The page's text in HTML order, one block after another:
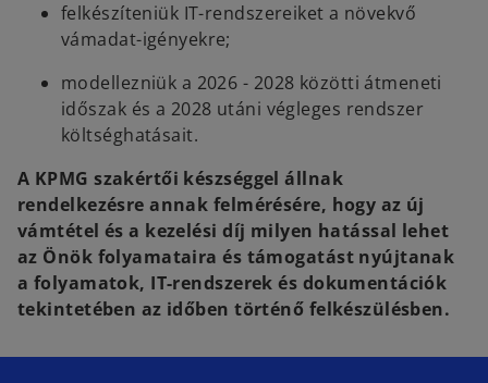
felkészíteniük IT-rendszereiket a növekvő
vámadat-igényekre;
modellezniük a 2026 - 2028 közötti átmeneti
időszak és a 2028 utáni végleges rendszer
költséghatásait.
A KPMG szakértői készséggel állnak
rendelkezésre annak felmérésére, hogy az új
vámtétel és a kezelési díj milyen hatással lehet
az Önök folyamataira és támogatást nyújtanak
a folyamatok, IT-rendszerek és dokumentációk
tekintetében az időben történő felkészülésben.